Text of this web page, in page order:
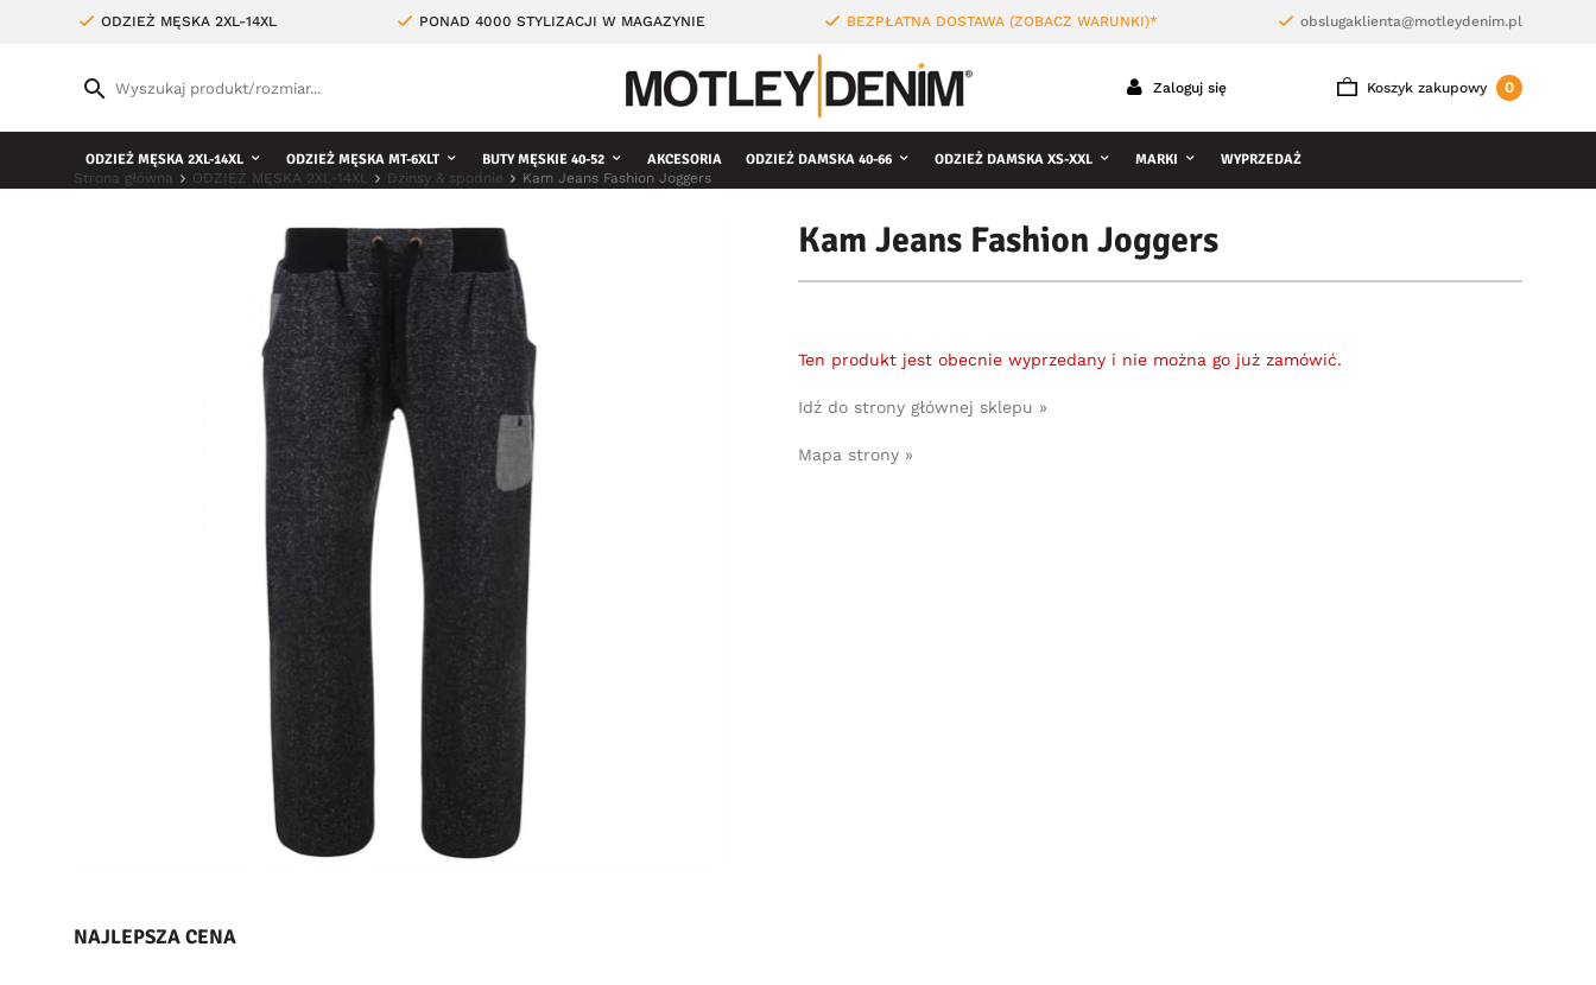
ODZIEŻ MĘSKA 2XL-14XL PONAD 4000 STYLIZACJI W MAGAZYNIE BEZPŁATNA DOSTAWA (ZOBACZ WARUNKI)* obslugaklienta@motleydenim.pl
Koszyk zakupowy 0
Zaloguj się
ODZIEŻ MĘSKA 2XL-14XL ODZIEŻ MĘSKA MT-6XLT BUTY MĘSKIE 40-52 AKCESORIA ODZIEŻ DAMSKA 40-66 ODZIEŻ DAMSKA XS-XXL MARKI WYPRZEDAŻ
Strona główna ODZIEŻ MĘSKA 2XL-14XL Dżinsy & spodnie Kam Jeans Fashion Joggers
Kam Jeans Fashion Joggers
Ten produkt jest obecnie wyprzedany i nie można go już zamówić.
Idź do strony głównej sklepu »
Mapa strony »
NAJLEPSZA CENA